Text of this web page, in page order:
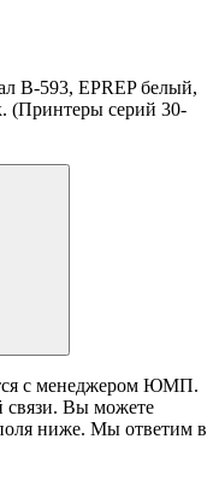
В-593, EPREP белый,
(Принтеры серий 30-
с менеджером ЮМП.
связи. Вы можете
ниже. Mы ответим в